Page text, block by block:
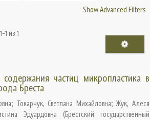
Show Advanced Filters
из 1
частиц микропластика в
Бреста
; Токарчук, Светлана Михайловна;Жук, Алеся
Эдуардовна (Брестский государственный